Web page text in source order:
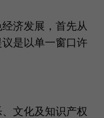
济发展，首先从
是以单一窗口许
文化及知识产权